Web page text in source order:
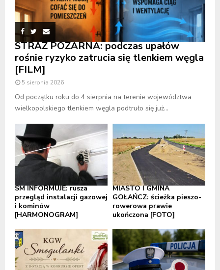
STRAŻ POŻARNA: podczas upałów
rośnie ryzyko zatrucia się tlenkiem węgla
[FILM]
5 sierpnia 2026
Od początku roku do 4 sierpnia na terenie województwa
wielkopolskiego tlenkiem węgla podtruło się już...
SM INFORMUJE: rusza
przegląd instalacji gazowej
i kominów
[HARMONOGRAM]
MIASTO I GMINA
GOŁAŃCZ: ścieżka pieszo-
rowerowa prawie
ukończona [FOTO]